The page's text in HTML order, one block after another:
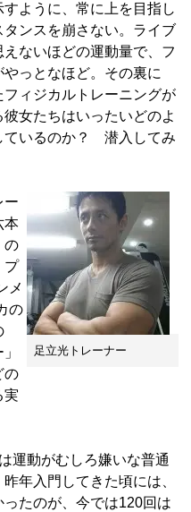
ように、常に上を目指し
ンスを崩さない。ライブ
ないほどの運動量で、フ
っとなほど。その裏に
ィジカルトレーニングが
女たちはいったいどのよ
ているのか？ 潜入してみ
足立光トレーナー
ー
本
の
プ
メ
の
の
実
運動がむしろ嫌いな普通
年入門してきた頃には、
たのが、今では120回は